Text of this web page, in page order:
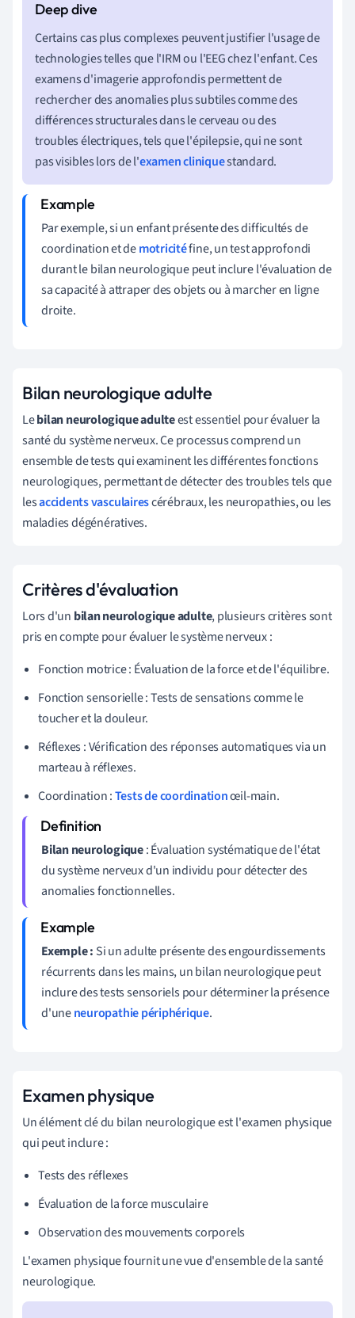
Certains cas plus complexes peuvent justifier l'usage de
technologies telles que l'IRM ou l'EEG chez l'enfant. Ces
examens d'imagerie approfondis permettent de
rechercher des anomalies plus subtiles comme des
différences structurales dans le cerveau ou des
troubles électriques, tels que l'épilepsie, qui ne sont
pas visibles lors de l'examen cliniquestandard.
Par exemple, si un enfant présente des difficultés de
coordination et demotricitéfine, un test approfondi
durant le bilan neurologique peut inclure l'évaluation de
sa capacité à attraper des objets ou à marcher en ligne
droite.
Bilan neurologique adulte
Lebilan neurologique adulteest essentiel pour évaluer la
santé du système nerveux. Ce processus comprend un
ensemble de tests qui examinent les différentes fonctions
neurologiques, permettant de détecter des troubles tels que
lesaccidents vasculairescérébraux, les neuropathies, ou les
maladies dégénératives.
Critères d'évaluation
Lors d'un bilan neurologique adulte, plusieurs critères sont
pris en compte pour évaluer le système nerveux :
Fonction motrice : Évaluation de la force et de l'équilibre.
Fonction sensorielle : Tests de sensations comme le
toucher et la douleur.
Réflexes : Vérification des réponses automatiques via un
marteau à réflexes.
Coordination :Tests de coordinationœil-main.
Bilan neurologique: Évaluation systématique de l'état
du système nerveux d'un individu pour détecter des
anomalies fonctionnelles.
Exemple : Si un adulte présente des engourdissements
récurrents dans les mains, un bilan neurologique peut
inclure des tests sensoriels pour déterminer la présence
d'uneneuropathie périphérique.
Examen physique
Un élément clé du bilan neurologique est l'examen physique
qui peut inclure :
Tests des réflexes
Évaluation de la force musculaire
Observation des mouvements corporels
L'examen physique fournit une vue d'ensemble de la santé
neurologique.